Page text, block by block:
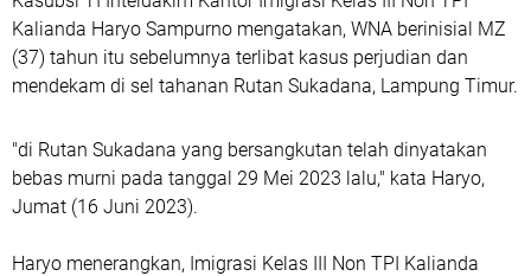
Kalianda Haryo Sampurno mengatakan, WNA berinisial MZ
(37) tahun itu sebelumnya terlibat kasus perjudian dan
mendekam di sel tahanan Rutan Sukadana, Lampung Timur.
"di Rutan Sukadana yang bersangkutan telah dinyatakan
bebas murni pada tanggal 29 Mei 2023 lalu," kata Haryo,
Jumat (16 Juni 2023).
Haryo menerangkan, Imigrasi Kelas III Non TPI Kalianda